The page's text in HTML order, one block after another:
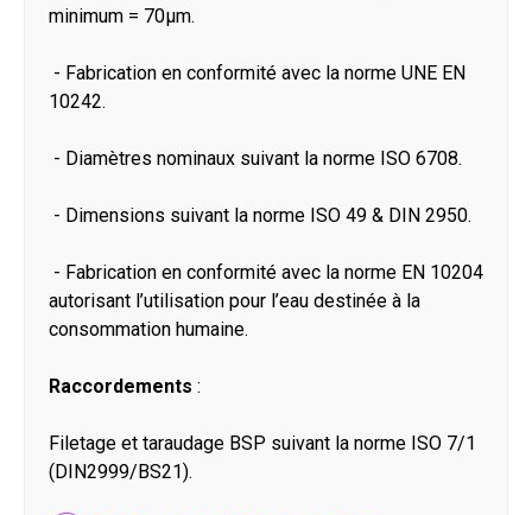
minimum = 70μm.
- Fabrication en conformité avec la norme UNE EN
10242.
- Diamètres nominaux suivant la norme ISO 6708.
- Dimensions suivant la norme ISO 49 & DIN 2950.
- Fabrication en conformité avec la norme EN 10204
autorisant l’utilisation pour l’eau destinée à la
consommation humaine.
Raccordements :
Filetage et taraudage BSP suivant la norme ISO 7/1
(DIN2999/BS21).